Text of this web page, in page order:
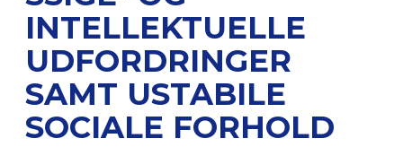
INTELLEKTUELLE
UDFORDRINGER
SAMT USTABILE
SOCIALE FORHOLD